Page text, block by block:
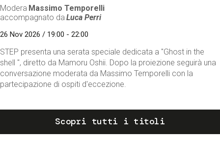
Modera Massimo Temporelli
accompagnato da Luca Perri
26 Nov 2026 / 19:00 - 22:00
STEP presenta una serata speciale dedicata a "Ghost in the
shell ", diretto da Mamoru Oshii. Dopo la proiezione seguirà una
conversazione moderata da Massimo Temporelli con la
partecipazione di ospiti d'eccezione.
Scopri tutti i titoli